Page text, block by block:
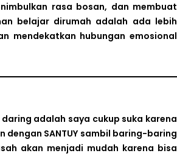
rasa bosan, dan membuat
belajar dirumah adalah ada lebih
mendekatkan hubungan emosional
adalah saya cukup suka karena
SANTUY sambil baring-baring
akan menjadi mudah karena bisa